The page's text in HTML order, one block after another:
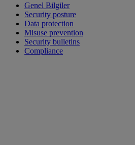
Genel Bilgiler
Security posture
Data protection
Misuse prevention
Security bulletins
Compliance